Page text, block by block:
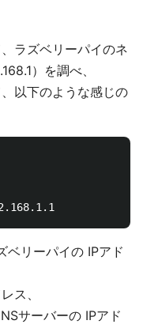
ラズベリーパイのネ
）を調べ、
以下のような感じの
リーパイの IPアド
ス、
サーバーの IPアド